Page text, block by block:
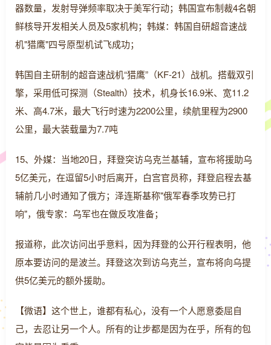
器数量，发射导弹频率取决于美军行动；韩国宣布制裁4名朝
鲜核导开发相关人员及5家机构；韩媒：韩国自研超音速战
机"猎鹰"四号原型机试飞成功；
韩国自主研制的超音速战机“猎鹰”（KF-21）战机。搭载双引
擎，采用低可探测（Stealth）技术，机身长16.9米、宽11.2
米、高4.7米，最大飞行时速为2200公里，续航里程为2900
公里，最大装载量为7.7吨
15、外媒：当地20日，拜登突访乌克兰基辅，宣布将援助乌
5亿美元，在逗留5小时后离开，白宫官员称，拜登启程去基
辅前几小时通知了俄方；泽连斯基称"俄军春季攻势已打
响"，俄专家：乌军也在做反攻准备；
报道称，此次访问出乎意料，因为拜登的公开行程表明，他
原本要访问的是波兰。拜登这次到访乌克兰，宣布将向乌提
供5亿美元的额外援助。
【微语】这个世上，谁都有私心，没有一个人愿意委屈自
己，去忍让另一个人。所有的让步都是因为在乎，所有的包